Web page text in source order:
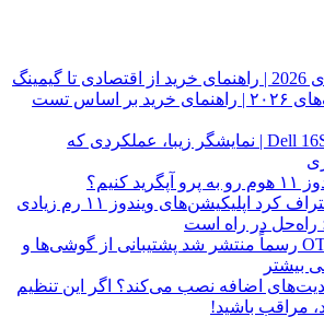
بهترین کروم‌بوک‌های ۲۰۲۶ | راهنمای خرید بر اساس تست
بررسی لپ‌تاپ Dell 16S | نمایشگر زیبا، عملکردی که
مایکروسافت اعتراف کرد اپلیکیشن‌های ویندوز ۱۱ رم زیادی
در راه است
اوبونتو تاچ OTA 2.0 رسماً منتشر شد پشتیبانی از گوشی‌ها و
بیشتر
ویندوز ۱۱ آپدیت‌های اضافه نصب می‌کند؟ اگر این تنظیم
مراقب باشید!